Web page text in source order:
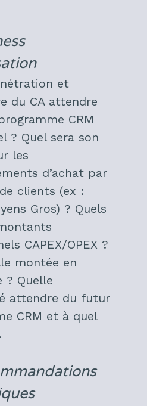
et
du CA attendre
CRM
? Quel sera son
les
d’achat par
clients (ex :
Gros) ? Quels
CAPEX/OPEX ?
montée en
? Quelle
attendre du futur
CRM et à quel